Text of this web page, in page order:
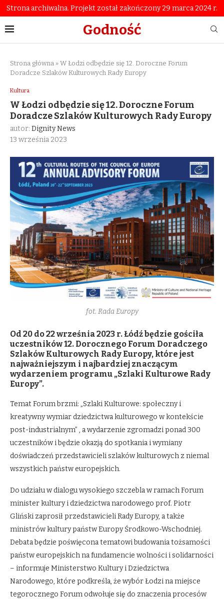
Strona archiwalna. Projekt został zakończony 29 marca 2024 r.
Godność
Strona główna » W Łodzi odbędzie się 12. Doroczne Forum
Doradcze Szlaków Kulturowych Rady Europy
Kultura
W Łodzi odbędzie się 12. Doroczne Forum
Doradcze Szlaków Kulturowych Rady Europy
autor: Dignity News
13 września 2023
fot. Rada Europy
Od 20 do 22 września 2023 r. Łódź będzie gościła
uczestników 12. Dorocznego Forum Doradczego
Szlaków Kulturowych Rady Europy, które jest
najważniejszym i najbardziej znaczącym
wydarzeniem programu „Szlaki Kulturowe Rady
Europy”.
Temat Forum brzmi: „Szlaki Kulturowe: społeczny i
kreatywny wymiar dziedzictwa kulturowego w kontekście
post-industrialnym” , a wydarzenie zgromadzi ponad 300
uczestników i będzie okazją do spotkania i wymiany
doświadczeń przedstawicieli szlaków kulturowych z niemal
wszystkich państw europejskich.
Do udziału w dialogu wysokiego szczebla w ramach Forum
minister kultury i dziedzictwa narodowego prof. Piotr
Gliński zaprosił przedstawicieli Rady Europy, a także
ministrów kultury państw Europy Środkowo-Wschodniej.
Debata będzie poświęcona tematowi budowania tożsamości
państw europejskich na fundamencie wolności i solidarności
– informuje Ministerstwo Kultury i Dziedzictwa
Narodowego, które podkreśla, że wybór Łodzi na miejsce
tegorocznego Forum odwołuje się do znaczenia procesów